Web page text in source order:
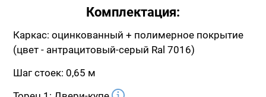
Комплектация:
Каркас: оцинкованный + полимерное покрытие
(цвет - антрацитовый-серый Ral 7016)
Шаг стоек: 0,65 м